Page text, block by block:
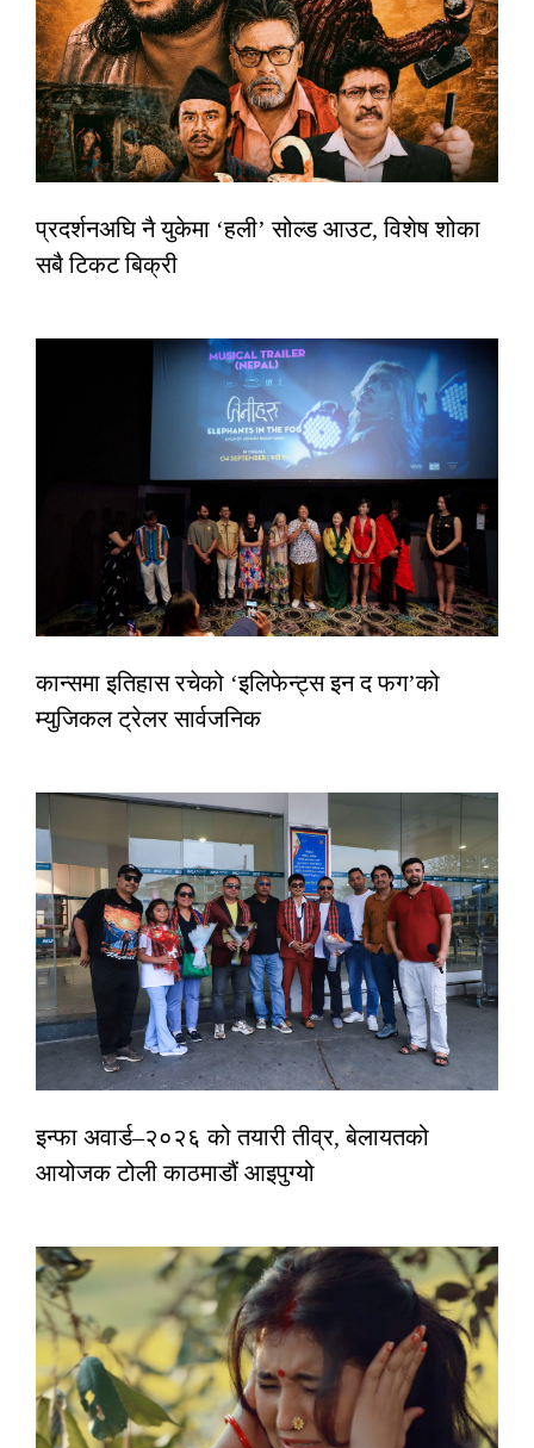
प्रदर्शनअघि नै युकेमा ‘हली’ सोल्ड आउट, विशेष शोका
सबै टिकट बिक्री
कान्समा इतिहास रचेको ‘इलिफेन्ट्स इन द फग’को
म्युजिकल ट्रेलर सार्वजनिक
इन्फा अवार्ड–२०२६ को तयारी तीव्र, बेलायतको
आयोजक टोली काठमाडौं आइपुग्यो